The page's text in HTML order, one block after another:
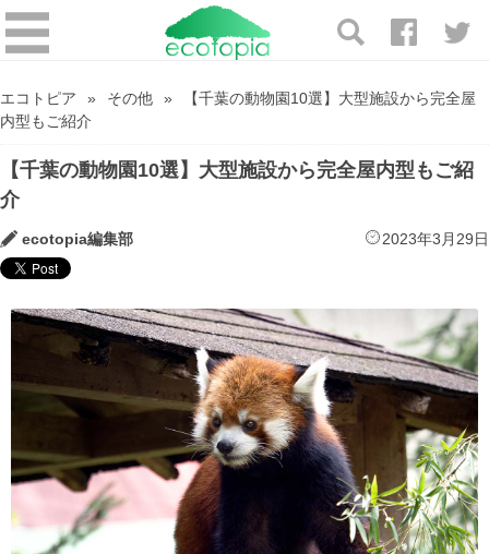
エコトピア その他
【千葉の動物園10選】大型施設から完全屋
内型もご紹介
【千葉の動物園10選】大型施設から完全屋内型もご紹
介
ecotopia編集部 2023年3月29日